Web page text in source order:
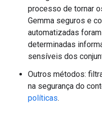
processo de tornar
Gemma seguros e
automatizadas
determinadas
sensíveis dos
Outros métodos:
na segurança do
políticas.